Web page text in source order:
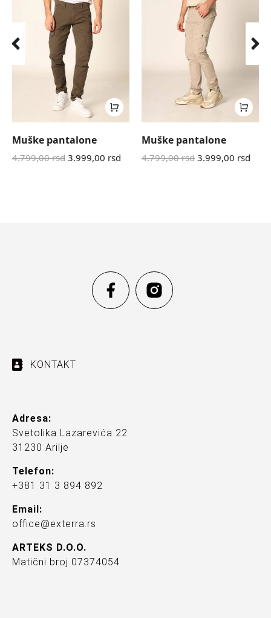
Muške pantalone
4.799,00rsd 3.999,00 rsd
Muške pantalone
4.799,00rsd 3.999,00 rsd
KONTAKT
Adresa:
Svetolika Lazarevića 22
31230 Arilje
Telefon:
+381 31 3 894 892
Email:
office@exterra.rs
ARTEKS D.O.O.
Matični broj 07374054